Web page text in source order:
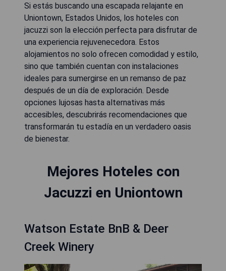
Si estás buscando una escapada relajante en
Uniontown, Estados Unidos, los hoteles con
jacuzzi son la elección perfecta para disfrutar de
una experiencia rejuvenecedora. Estos
alojamientos no solo ofrecen comodidad y estilo,
sino que también cuentan con instalaciones
ideales para sumergirse en un remanso de paz
después de un día de exploración. Desde
opciones lujosas hasta alternativas más
accesibles, descubrirás recomendaciones que
transformarán tu estadía en un verdadero oasis
de bienestar.
Mejores Hoteles con
Jacuzzi en Uniontown
Watson Estate BnB & Deer
Creek Winery